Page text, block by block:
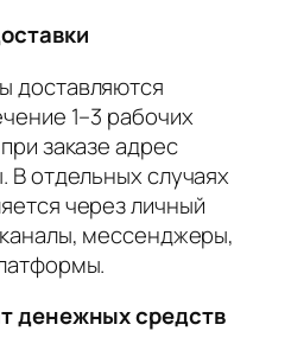
доставляются
1–3 рабочих
заказе адрес
В отдельных случаях
через личный
мессенджеры,
денежных средств